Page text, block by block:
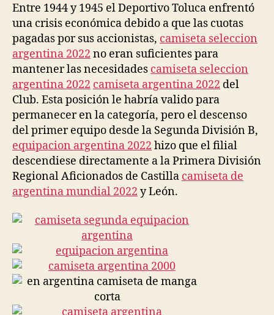
Entre 1944 y 1945 el Deportivo Toluca enfrentó
una crisis económica debido a que las cuotas
pagadas por sus accionistas, camiseta seleccion
argentina 2022 no eran suficientes para
mantener las necesidades camiseta seleccion
argentina 2022 camiseta argentina 2022 del
Club. Esta posición le habría valido para
permanecer en la categoría, pero el descenso
del primer equipo desde la Segunda División B,
equipacion argentina 2022 hizo que el filial
descendiese directamente a la Primera División
Regional Aficionados de Castilla camiseta de
argentina mundial 2022 y León.